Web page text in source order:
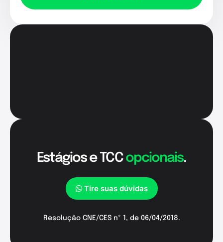
Estágios e TCCopcionais.
Tire suas dúvidas
Resolução CNE/CES nº 1, de 06/04/2018.